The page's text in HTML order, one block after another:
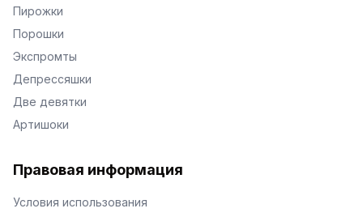
Пирожки
Порошки
Экспромты
Депрессяшки
Две девятки
Артишоки
Правовая информация
Условия использования